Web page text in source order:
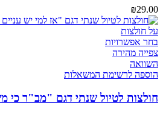
האפשרויות
בעמוד
₪29.00
בחר אפשרויות
מספר
ניתן
לבחור
צפייה מהירה
השוואה
הוספה לרשימת המשאלות
חולצות לטיול שנתי דגם "מב"ר כי